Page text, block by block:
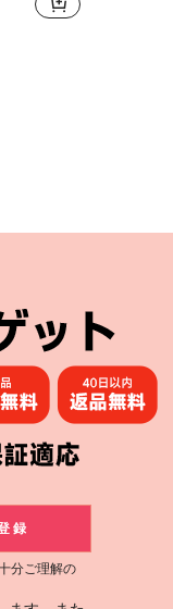
購読
録する
録
分ご理解の